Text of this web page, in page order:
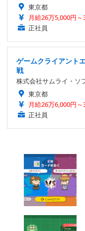
東京都
月給26万5,000円～
正社員
ゲームクライアント
戦
株式会社サムライ・ソ
東京都
月給26万6,000円
正社員